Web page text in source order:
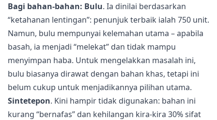
Bagi bahan-bahan: Bulu. Ia dinilai berdasarkan
“ketahanan lentingan”: penunjuk terbaik ialah 750 unit.
Namun, bulu mempunyai kelemahan utama – apabila
basah, ia menjadi “melekat” dan tidak mampu
menyimpan haba. Untuk mengelakkan masalah ini,
bulu biasanya dirawat dengan bahan khas, tetapi ini
belum cukup untuk menjadikannya pilihan utama.
Sintetepon. Kini hampir tidak digunakan: bahan ini
kurang “bernafas” dan kehilangan kira-kira 30% sifat